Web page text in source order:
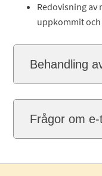
Redovisning
uppkommit
Behandling
Frågor om